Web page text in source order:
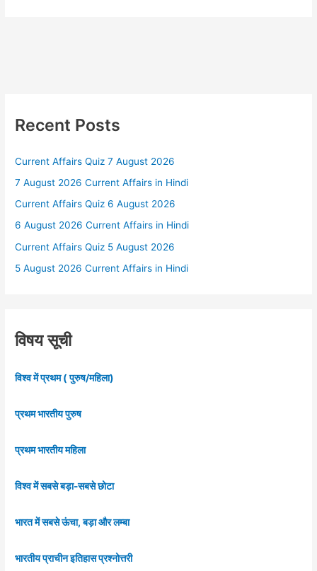
Recent Posts
Current Affairs Quiz 7 August 2026
7 August 2026 Current Affairs in Hindi
Current Affairs Quiz 6 August 2026
6 August 2026 Current Affairs in Hindi
Current Affairs Quiz 5 August 2026
5 August 2026 Current Affairs in Hindi
विषय सूची
विश्व में प्रथम ( पुरुष/महिला)
प्रथम भारतीय पुरुष
प्रथम भारतीय महिला
विश्व में सबसे बड़ा-सबसे छोटा
भारत में सबसे ऊंचा, बड़ा और लम्बा
भारतीय प्राचीन इतिहास प्रश्नोत्तरी